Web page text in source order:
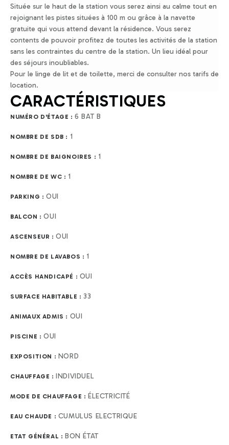
Située sur le haut de la station vous serez ainsi au calme tout en
rejoignant les pistes situées à 100 m ou grâce à la navette
gratuite qui vous attend devant la résidence. Vous serez
contents de pouvoir profitez de toutes les activités de la station
sans les contraintes du centre de la station. Un lieu idéal pour
des séjours inoubliables.
Pour le linge de lit et de toilette, merci de consulter nos tarifs de
location.
CARACTÉRISTIQUES
NUMÉRO D'ÉTAGE :6 BAT B
NOMBRE DE SDB : 1
NOMBRE DE BAIGNOIRES : 1
NOMBRE DE WC : 1
PARKING : OUI
BALCON :OUI
ASCENSEUR :OUI
NOMBRE DE LAVABOS : 1
ACCÈS HANDICAPÉ : OUI
SURFACE HABITABLE : 33
ANIMAUX ADMIS : OUI
PISCINE : OUI
EXPOSITION : NORD
CHAUFFAGE : INDIVIDUEL
MODE DE CHAUFFAGE : ÉLECTRICITÉ
EAU CHAUDE : CUMULUS ELECTRIQUE
ETAT GÉNÉRAL : BON ÉTAT